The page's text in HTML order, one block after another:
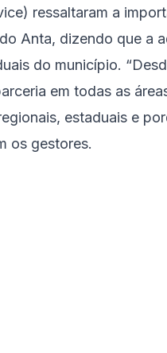
ressaltaram a
Anta, dizendo que a
do município.
em todas as
estaduais e
os gestores.